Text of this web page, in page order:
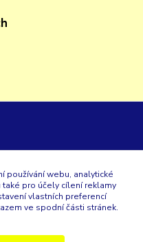
používání webu, analytické
pro účely cílení reklamy
vlastních preferencí
ve spodní části stránek.